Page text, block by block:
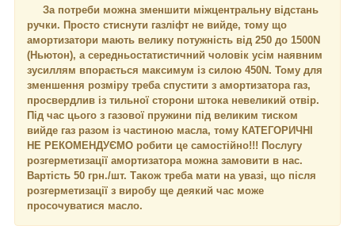
За потреби можна зменшити міжцентральну відстань
ручки. Просто стиснути газліфт не вийде, тому що
амортизатори мають велику потужність від 250 до 1500N
(Ньютон), а середньостатистичний чоловік усім наявним
зусиллям впорається максимум із силою 450N. Тому для
зменшення розміру треба спустити з амортизатора газ,
просвердлив із тильної сторони штока невеликий отвір.
Під час цього з газової пружини під великим тиском
вийде газ разом із частиною масла, тому КАТЕГОРИЧНІ
НЕ РЕКОМЕНДУЄМО робити це самостійно!!! Послугу
розгерметизації амортизатора можна замовити в нас.
Вартість 50 грн./шт. Також треба мати на увазі, що після
розгерметизації з виробу ще деякий час може
просочуватися масло.